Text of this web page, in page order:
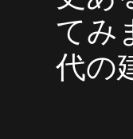
てみ
代の